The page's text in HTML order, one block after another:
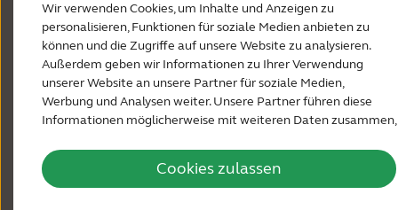
Wir verwenden Cookies, um Inhalte und Anzeigen zu
personalisieren, Funktionen für soziale Medien anbieten zu
können und die Zugriffe auf unsere Website zu analysieren.
Außerdem geben wir Informationen zu Ihrer Verwendung
unserer Website an unsere Partner für soziale Medien,
Werbung und Analysen weiter. Unsere Partner führen diese
Informationen möglicherweise mit weiteren Daten zusammen,
Nutzung der Dienste gesammelt haben.
Cookies zulassen
Über ReSound
Support & Unterstützung
PRESSE & NEWSROOM
DEUTSCHLAND
aber Sie haben Probleme, sie zu hören. Menschen
nuscheln oder flüstern. Die Musik hat ihre Töne
verloren. Ihr TV-Gerät oder Radio läuft mit
höchster Lautstärke. Gespräche in Restaurants, an
lauten Orten oder am Telefon sind schwierig,
nehmen Anrufe nicht entgegen. Sie bleiben still,
weil es Ihnen peinlich ist, Menschen bitten zu